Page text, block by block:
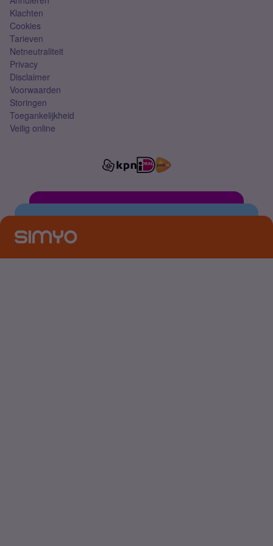
Klachten
Cookies
Tarieven
Netneutraliteit
Privacy
Disclaimer
Voorwaarden
Storingen
Toegankelijkheid
Veilig online